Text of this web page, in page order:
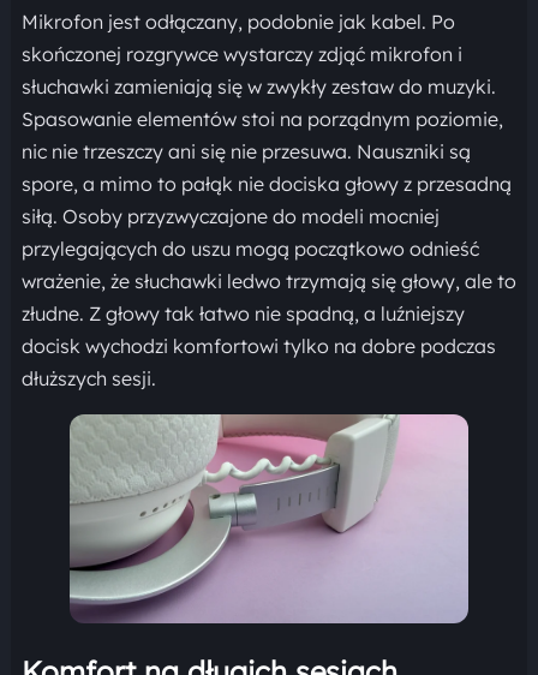
Mikrofon jest odłączany, podobnie jak kabel. Po
skończonej rozgrywce wystarczy zdjąć mikrofon i
słuchawki zamieniają się w zwykły zestaw do muzyki.
Spasowanie elementów stoi na porządnym poziomie,
nic nie trzeszczy ani się nie przesuwa. Nauszniki są
spore, a mimo to pałąk nie dociska głowy z przesadną
siłą. Osoby przyzwyczajone do modeli mocniej
przylegających do uszu mogą początkowo odnieść
wrażenie, że słuchawki ledwo trzymają się głowy, ale to
złudne. Z głowy tak łatwo nie spadną, a luźniejszy
docisk wychodzi komfortowi tylko na dobre podczas
dłuższych sesji.